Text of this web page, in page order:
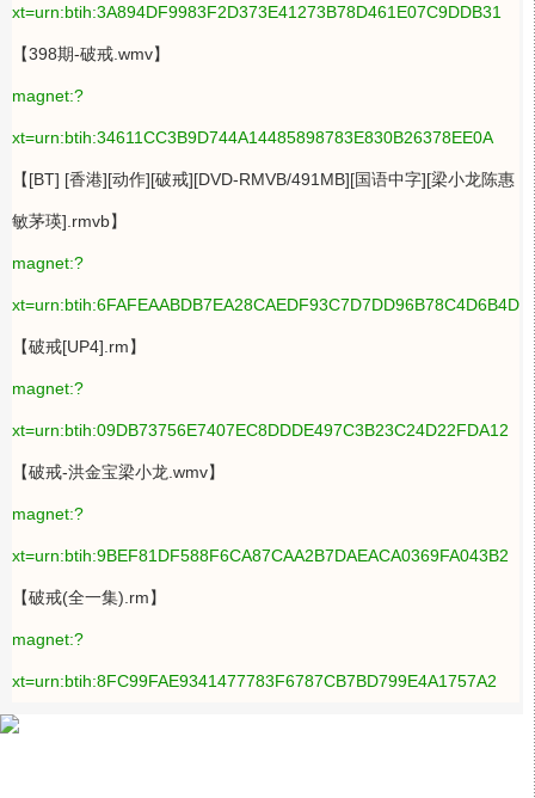
xt=urn:btih:3A894DF9983F2D373E41273B78D461E07C9DDB31
【398期-破戒.wmv】
magnet:?
xt=urn:btih:34611CC3B9D744A14485898783E830B26378EE0A
【[BT] [香港][动作][破戒][DVD-RMVB/491MB][国语中字][梁小龙陈惠
敏茅瑛].rmvb】
magnet:?
xt=urn:btih:6FAFEAABDB7EA28CAEDF93C7D7DD96B78C4D6B4D
【破戒[UP4].rm】
magnet:?
xt=urn:btih:09DB73756E7407EC8DDDE497C3B23C24D22FDA12
【破戒-洪金宝梁小龙.wmv】
magnet:?
xt=urn:btih:9BEF81DF588F6CA87CAA2B7DAEACA0369FA043B2
【破戒(全一集).rm】
magnet:?
xt=urn:btih:8FC99FAE9341477783F6787CB7BD799E4A1757A2